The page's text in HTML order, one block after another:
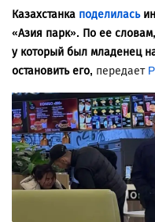
Казахстанка поделилась
«Азия парк». По ее
у который был младенец
остановить его, передает